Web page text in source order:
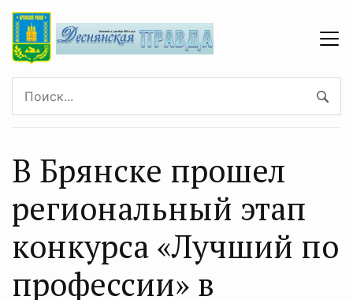
В Брянске прошел
региональный этап
конкурса «Лучший по
профессии» в